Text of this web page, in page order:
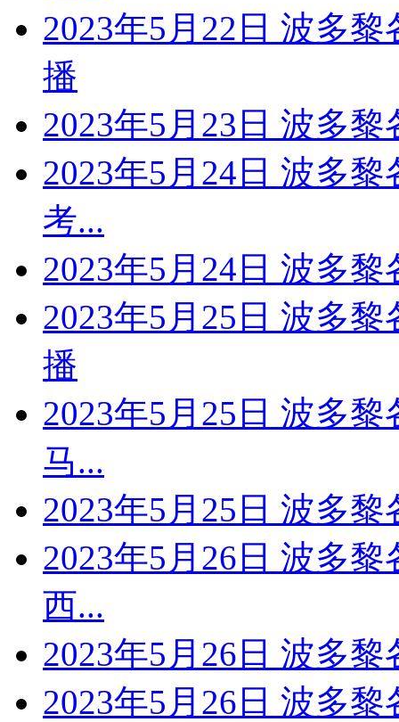
2023年5月22日 波多
播
2023年5月23日 波多
2023年5月24日 波多
考...
2023年5月24日 波多
2023年5月25日 波多
播
2023年5月25日 波多
马...
2023年5月25日 波多
2023年5月26日 波多
西...
2023年5月26日 波多
2023年5月26日 波多